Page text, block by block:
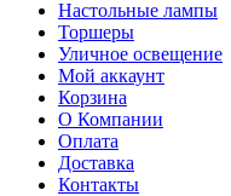
Настольные лампы
Торшеры
Уличное освещение
Мой аккаунт
Корзина
О Компании
Оплата
Доставка
Контакты